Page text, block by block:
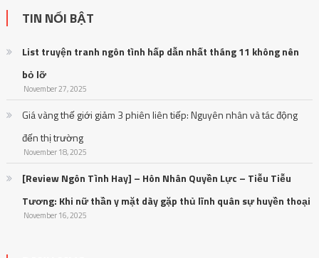
TIN NỔI BẬT
List truyện tranh ngôn tình hấp dẫn nhất tháng 11 không nên
bỏ lỡ
November 27, 2025
Giá vàng thế giới giảm 3 phiên liên tiếp: Nguyên nhân và tác động
đến thị trường
November 18, 2025
[Review Ngôn Tình Hay] – Hôn Nhân Quyền Lực – Tiễu Tiễu
Tương: Khi nữ thần y mặt dày gặp thủ lĩnh quân sự huyền thoại
November 16, 2025